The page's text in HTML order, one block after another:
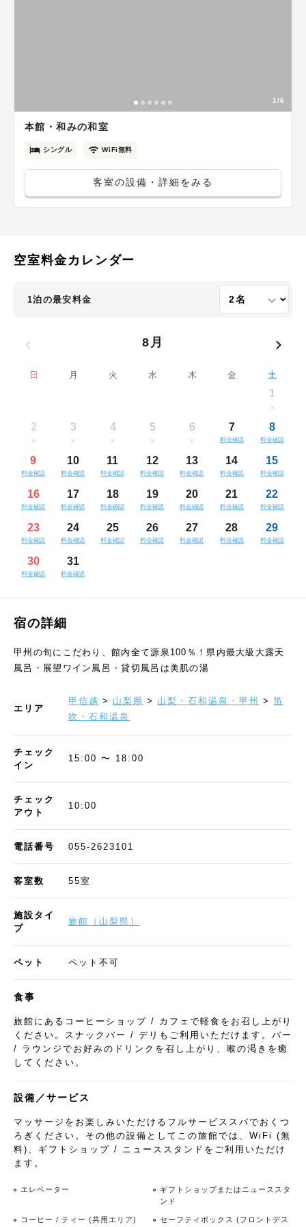
1/6
本館・和みの和室
シングル WiFi無料
客室の設備・詳細をみる
空室料金カレンダー
1泊の最安料金
8月
日 月 火 水 木 金 土
1
2 3 4 5 6 7
料金確認
8
料金確認
9
料金確認
10
料金確認
11
料金確認
12
料金確認
13
料金確認
14
料金確認
15
料金確認
16
料金確認
17
料金確認
18
料金確認
19
料金確認
20
料金確認
21
料金確認
22
料金確認
23
料金確認
24
料金確認
25
料金確認
26
料金確認
27
料金確認
28
料金確認
29
料金確認
30
料金確認
31
料金確認
宿の詳細
甲州の旬にこだわり、館内全て源泉100％！県内最大級大露天
風呂・展望ワイン風呂・貸切風呂は美肌の湯
エリア
甲信越 > 山梨県 > 山梨・石和温泉・甲州 > 笛
吹・石和温泉
チェック
イン
15:00 〜 18:00
チェック
アウト
10:00
電話番号 055-2623101
客室数 55室
施設タイ
プ
旅館 （ 山梨県 ）
ペット ペット不可
食事
旅館にあるコーヒーショップ / カフェで軽食をお召し上がり
ください。スナックバー / デリもご利用いただけます。バー
/ ラウンジでお好みのドリンクを召し上がり、喉の渇きを癒
してください。
設備／サービス
マッサージをお楽しみいただけるフルサービススパでおくつ
ろぎください。その他の設備としてこの旅館では、WiFi (無
料)、ギフトショップ / ニューススタンドをご利用いただけ
ます。
エレベーター
ギフトショップまたはニューススタ
ンド
コーヒー / ティー (共用エリア)
セーフティボックス (フロントデス